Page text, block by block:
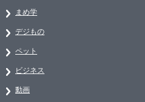
まめ学
デジもの
ペット
ビジネス
動画